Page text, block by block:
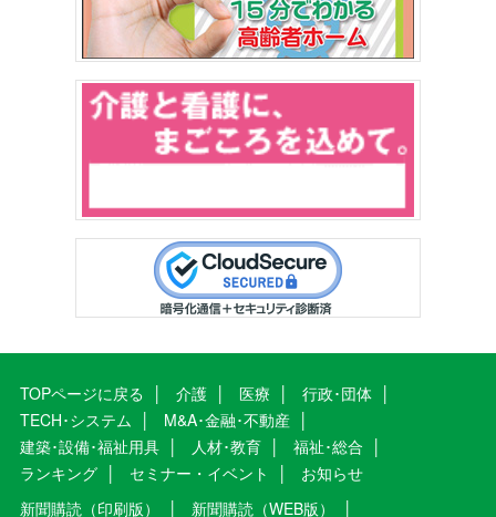
TOPページに戻る 介護 医療
行政･団体
TECH･システム
M&A･金融･不動産
建築･設備･福祉用具
人材･教育
福祉･総合
ランキング
セミナー・イベント
お知らせ
新聞購読（印刷版）
新聞購読（WEB版）